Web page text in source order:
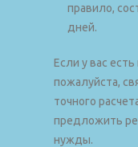
правило,
дней.
Если у вас
пожалуйста,
точного
предложить
нужды.